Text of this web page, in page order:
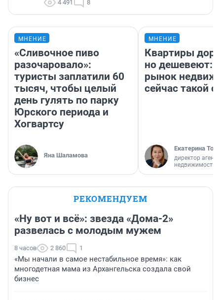
4 491 8
МНЕНИЕ
«Сливочное пиво
разочаровало»:
туристы заплатили 60
тысяч, чтобы целый
день гулять по парку
Юрского периода и
Хогвартсу
Яна Шаламова
МНЕНИЕ
Квартиры
но дешевеют:
рынок
сейчас такой
Екатерина
директор
недвижимости
РЕКОМЕНДУЕМ
«Ну вот и всё»: звезда «Дома-2»
развелась с молодым мужем
8 часов 2 860 1
«Мы начали в самое нестабильное время»: как
многодетная мама из Архангельска создала свой
бизнес